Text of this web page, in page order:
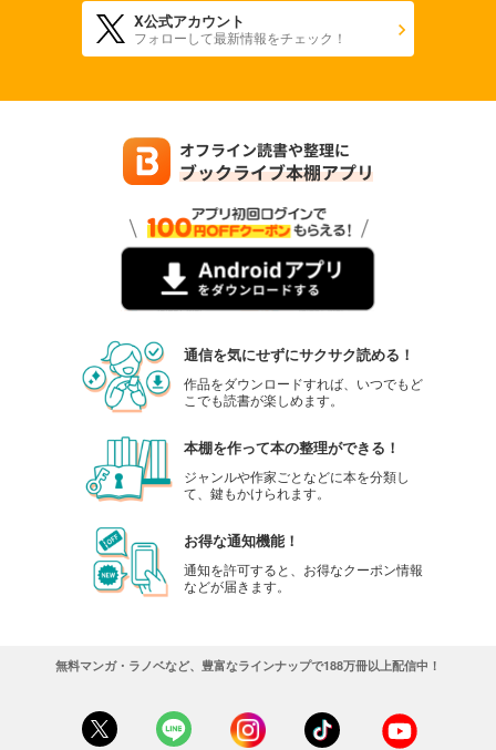
X公式アカウント
フォローして最新情報をチェック！
通信を気にせずにサクサク読める！
作品をダウンロードすれば、いつでもど
こでも読書が楽しめます。
本棚を作って本の整理ができる！
ジャンルや作家ごとなどに本を分類し
て、鍵もかけられます。
お得な通知機能！
通知を許可すると、お得なクーポン情報
などが届きます。
無料マンガ・ラノベなど、豊富なラインナップで188万冊以上配信中！